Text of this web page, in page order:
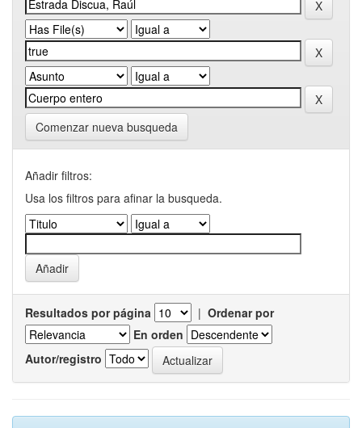
Comenzar nueva busqueda
Añadir filtros:
Usa los filtros para afinar la busqueda.
Resultados por página | Ordenar por
En orden
Autor/registro